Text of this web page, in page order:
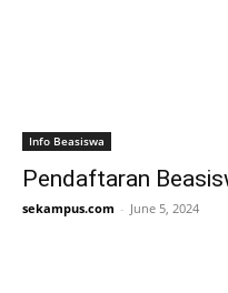
Info Beasiswa
Pendaftaran
sekampus.com - June 5, 2024